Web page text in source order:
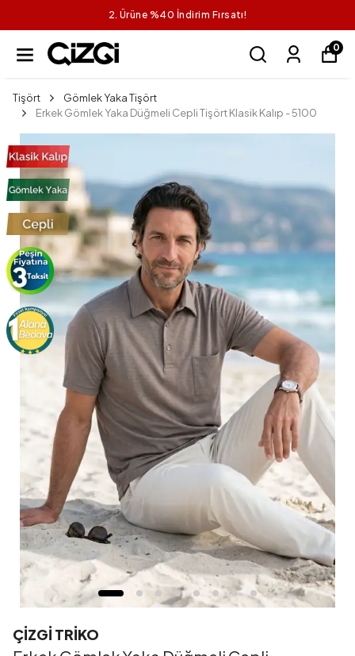
2. Ürüne %40 İndirim Fırsatı!
0
Tişört
Gömlek Yaka Tişört
Erkek Gömlek Yaka Düğmeli Cepli Tişört Klasik Kalıp - 5100
ÇİZGİ TRİKO